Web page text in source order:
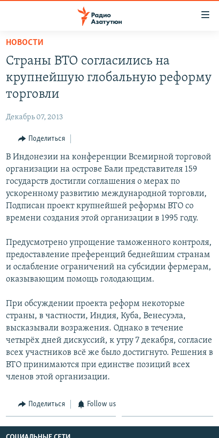
Перейти
основному
содержанию
Перейти
основной
навигации
Перейти
поиску
НОВОСТИ
ПОЛИТИКА
ЭКОНОМИКА
РЕГИОН
НАГОРНЫЙ КАРАБАХ
КУЛЬТУРА
СПОРТ
АРХИВ
English
Русский
Все сайты Радио Азатутюн
НОВОСТИ
Страны ВТО согласились на
крупнейшую глобальную реформу
торговли
Декабрь 07, 2013
Поделиться
В Индонезии на конференции Всемирной торговой
организации на острове Бали представителя 159
государств достигли соглашения о мерах по
ускоренному развитию международной торговли,
Подписан проект крупнейшей реформы ВТО со
времени создания этой организации в 1995 году.
Предусмотрено упрощение таможенного контроля,
предоставление преференций беднейшим странам
и ослабление ограничений на субсидии фермерам,
оказывающим помощь голодающим.
При обсуждении проекта реформ некоторые
страны, в частности, Индия, Куба, Венесуэла,
высказывали возражения. Однако в течение
четырёх дней дискуссий, к утру 7 декабря, согласие
всех участников всё же было достигнуто. Решения в
ВТО принимаются при единстве позиций всех
членов этой организации.
Поделиться Follow us